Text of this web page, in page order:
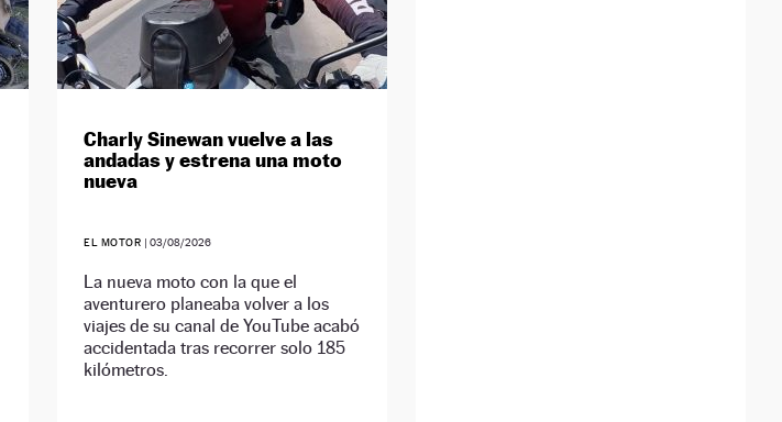
Charly Sinewan vuelve a las
andadas y estrena una moto
nueva
EL MOTOR | 03/08/2026
La nueva moto con la que el
aventurero planeaba volver a los
viajes de su canal de YouTube acabó
accidentada tras recorrer solo 185
kilómetros.